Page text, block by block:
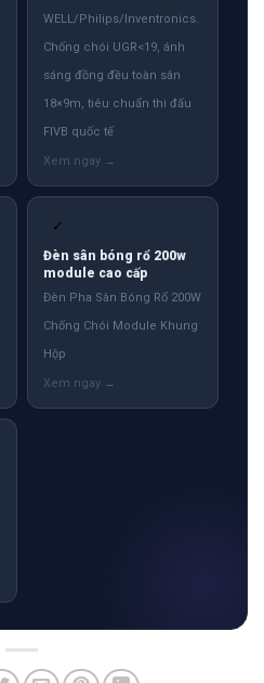
WELL/Philips/Inventronics.
Chống chói UGR<19, ánh
sáng đồng đều toàn sân
18×9m, tiêu chuẩn thi đấu
FIVB quốc tế
✓
Đèn sân bóng rổ 200w
module cao cấp
Đèn Pha Sân Bóng Rổ 200W
Chống Chói Module Khung
Hộp